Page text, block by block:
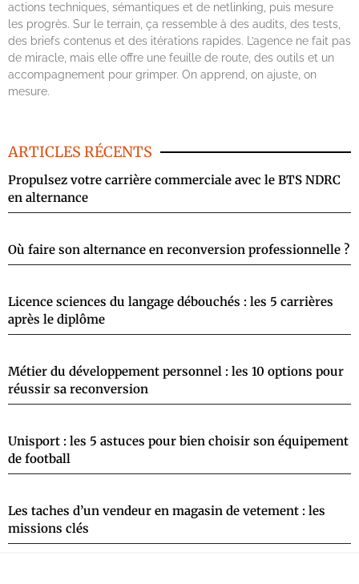
actions techniques, sémantiques et de netlinking, puis mesure
les progrès. Sur le terrain, ça ressemble à des audits, des tests,
des briefs contenus et des itérations rapides. L’agence ne fait pas
de miracle, mais elle offre une feuille de route, des outils et un
accompagnement pour grimper. On apprend, on ajuste, on
mesure.
ARTICLES RÉCENTS
Propulsez votre carrière commerciale avec le BTS NDRC
en alternance
Où faire son alternance en reconversion professionnelle ?
Licence sciences du langage débouchés : les 5 carrières
après le diplôme
Métier du développement personnel : les 10 options pour
réussir sa reconversion
Unisport : les 5 astuces pour bien choisir son équipement
de football
Les taches d’un vendeur en magasin de vetement : les
missions clés